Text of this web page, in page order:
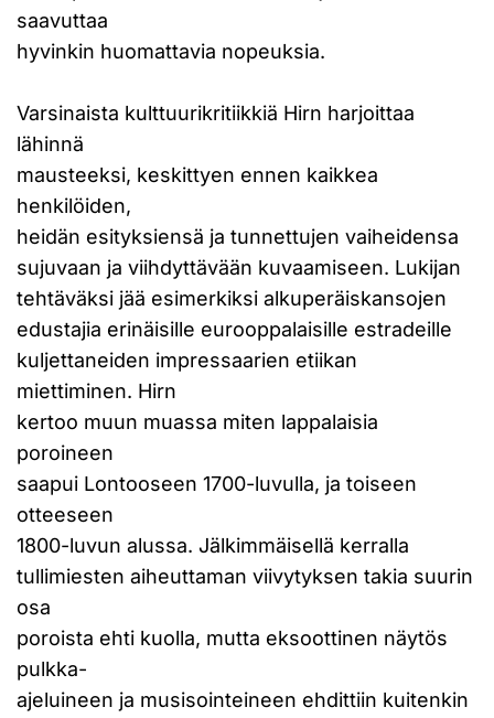
saavuttaa
hyvinkin huomattavia nopeuksia.
Varsinaista kulttuurikritiikkiä Hirn harjoittaa
lähinnä
mausteeksi, keskittyen ennen kaikkea
henkilöiden,
heidän esityksiensä ja tunnettujen vaiheidensa
sujuvaan ja viihdyttävään kuvaamiseen. Lukijan
tehtäväksi jää esimerkiksi alkuperäiskansojen
edustajia erinäisille eurooppalaisille estradeille
kuljettaneiden impressaarien etiikan
miettiminen. Hirn
kertoo muun muassa miten lappalaisia
poroineen
saapui Lontooseen 1700-luvulla, ja toiseen
otteeseen
1800-luvun alussa. Jälkimmäisellä kerralla
tullimiesten aiheuttaman viivytyksen takia suurin
osa
poroista ehti kuolla, mutta eksoottinen näytös
pulkka-
ajeluineen ja musisointeineen ehdittiin kuitenkin